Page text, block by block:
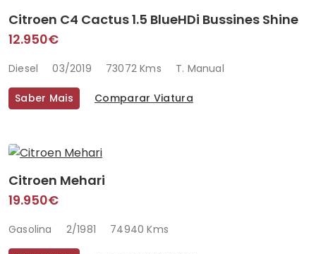
Citroen C4 Cactus 1.5 BlueHDi Bussines Shine
12.950€
Diesel 03/2019 73072 Kms T. Manual
Saber Mais Comparar Viatura
Citroen Mehari
19.950€
Gasolina 2/1981 74940 Kms